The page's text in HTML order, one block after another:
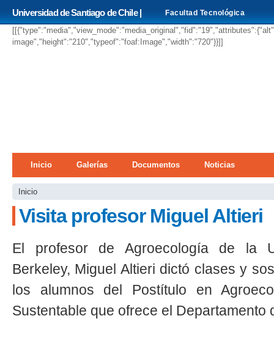
Universidad de Santiago de Chile | Facultad Tecnológica
image","height":"210","typeof":"foaf:Image","width":"720"}}]]
Menú principal
Inicio Galerías Documentos Noticias
Se encuentra usted aquí
Inicio
Visita profesor Miguel Altieri
El profesor de Agroecología de la
Berkeley, Miguel Altieri dictó clases y
los alumnos del Postítulo en
Sustentable que ofrece el Departamento